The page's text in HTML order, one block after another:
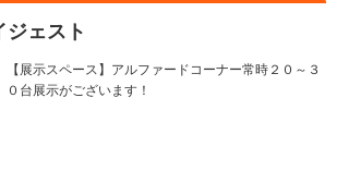
ジェスト
【展示スペース】アルファードコーナー常時２０～３
０台展示がございます！